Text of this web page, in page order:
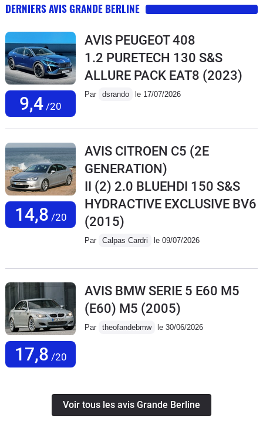
DERNIERS AVIS GRANDE BERLINE
9,4 /20
AVIS PEUGEOT 408
1.2 PURETECH 130 S&S
ALLURE PACK EAT8 (2023)
Par dsrando le 17/07/2026
14,8 /20
AVIS CITROEN C5 (2E
GENERATION)
II (2) 2.0 BLUEHDI 150 S&S
HYDRACTIVE EXCLUSIVE BV6
(2015)
Par Calpas Cardri le 09/07/2026
17,8 /20
AVIS BMW SERIE 5 E60 M5
(E60) M5 (2005)
Par theofandebmw le 30/06/2026
Voir tous les avis Grande Berline